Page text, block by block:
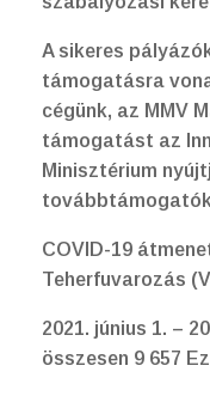
A sikeres
támogatásra
cégünk, az MMV
támogatást az
Minisztérium
COVID-19
Teherfuvarozás
2021. június 1. –
összesen 9 657